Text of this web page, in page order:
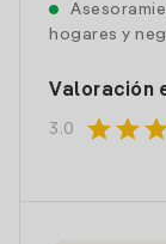
hogares y
Valoración
3.0 starstar